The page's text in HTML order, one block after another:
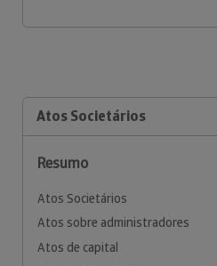
Atos Societários
Resumo
Atos Societários
Atos sobre administradores
Atos de capital